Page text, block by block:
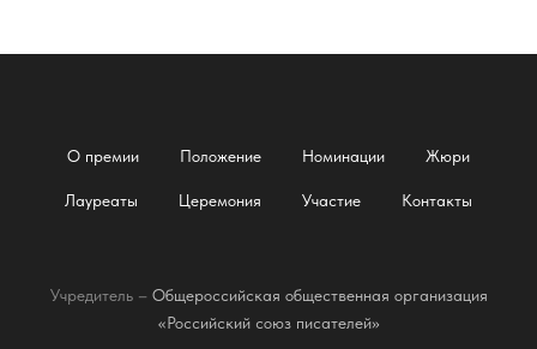
О премии Положение Номинации Жюри
Лауреаты Церемония Участие Контакты
Учредитель – Общероссийская общественная организация
«Российский союз писателей»